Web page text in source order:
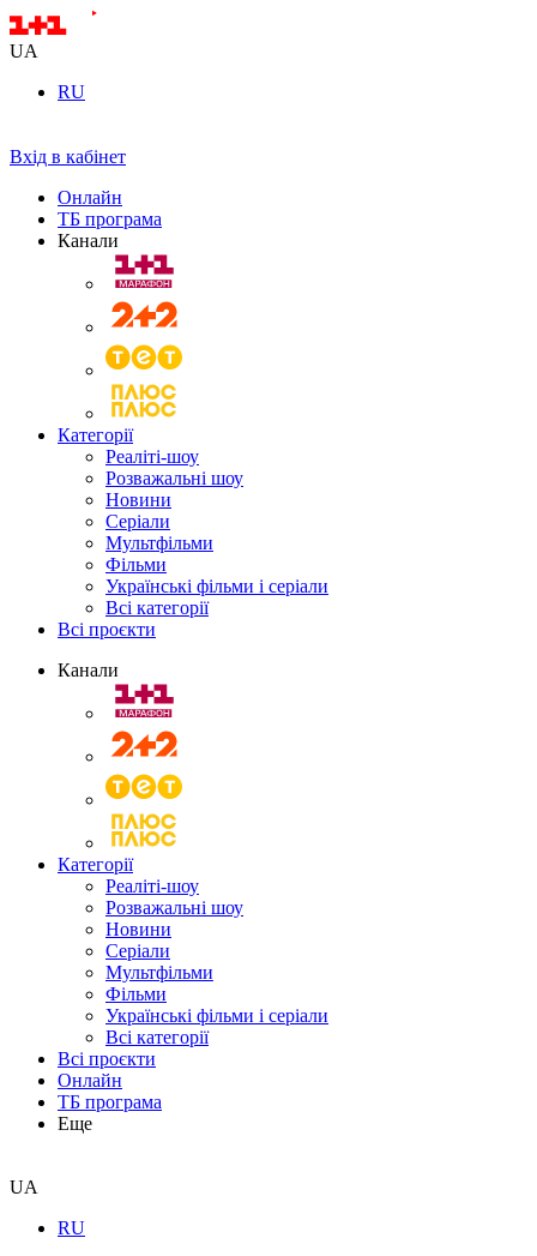
UA
RU
Вхід в кабінет
Онлайн
ТБ програма
Канали
Категорії
Реаліті-шоу
Розважальні шоу
Новини
Серіали
Мультфільми
Фільми
Українські фільми і серіали
Всі категорії
Всі проєкти
Канали
Категорії
Реаліті-шоу
Розважальні шоу
Новини
Серіали
Мультфільми
Фільми
Українські фільми і серіали
Всі категорії
Всі проєкти
Онлайн
ТБ програма
Еще
UA
RU